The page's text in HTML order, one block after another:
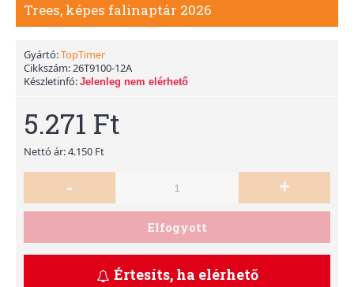
Trees, képes falinaptár 2026
Gyártó:TopTimer
Cikkszám:26T9100-12A
Készletinfó: Jelenleg nem elérhető
5.271 Ft
Nettó ár: 4.150 Ft
- +
Elfogyott
Értesíts, ha elérhető